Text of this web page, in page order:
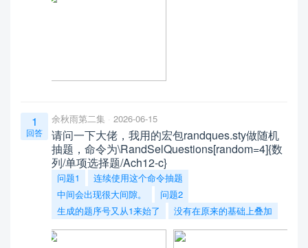
1
回答
余秋雨第二集 2026-06-15
请问一下大佬，我用的宏包randques.sty做随机
抽题，命令为\RandSelQuestions[random=4]{数
列/单项选择题/Ach12-c}
问题1
连续使用这个命令抽题
中间会出现很大间隙。
问题2
生成的题序号又从1来始了
没有在原来的基础上叠加